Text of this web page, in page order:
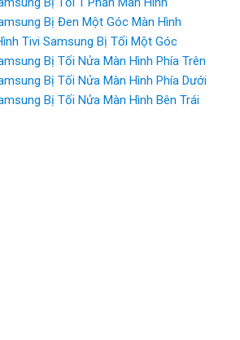
Bị Đen Một Góc Màn Hình
Tivi Samsung Bị Tối Một Góc
Bị Tối Nửa Màn Hình Phía Trên
Bị Tối Nửa Màn Hình Phía Dưới
Bị Tối Nửa Màn Hình Bên Trái